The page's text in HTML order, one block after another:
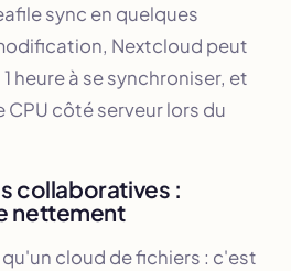
sync en quelques
Nextcloud peut
heure à se synchroniser, et
côté serveur lors du
collaboratives :
nettement
cloud de fichiers : c'est